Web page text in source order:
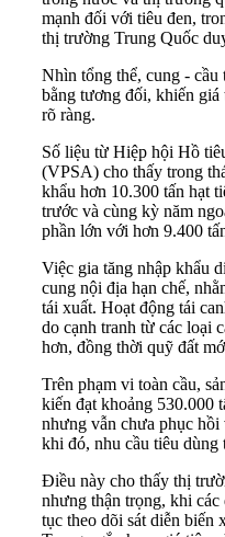
mạnh đối với tiêu đen,
thị trường Trung Quốc
Nhìn tổng thể, cung - cầu
bằng tương đối, khiến
rõ ràng.
Số liệu từ Hiệp hội Hồ
(VPSA) cho thấy trong
khẩu hơn 10.300 tấn hạt
trước và cùng kỳ năm
phần lớn với hơn 9.400
Việc gia tăng nhập khẩu
cung nội địa hạn chế,
tái xuất. Hoạt động tái
do cạnh tranh từ các loại
hơn, đồng thời quỹ đất
Trên phạm vi toàn cầu,
kiến đạt khoảng 530.000
nhưng vẫn chưa phục
khi đó, nhu cầu tiêu
Điều này cho thấy thị
nhưng thận trọng, khi
tục theo dõi sát diễn biến